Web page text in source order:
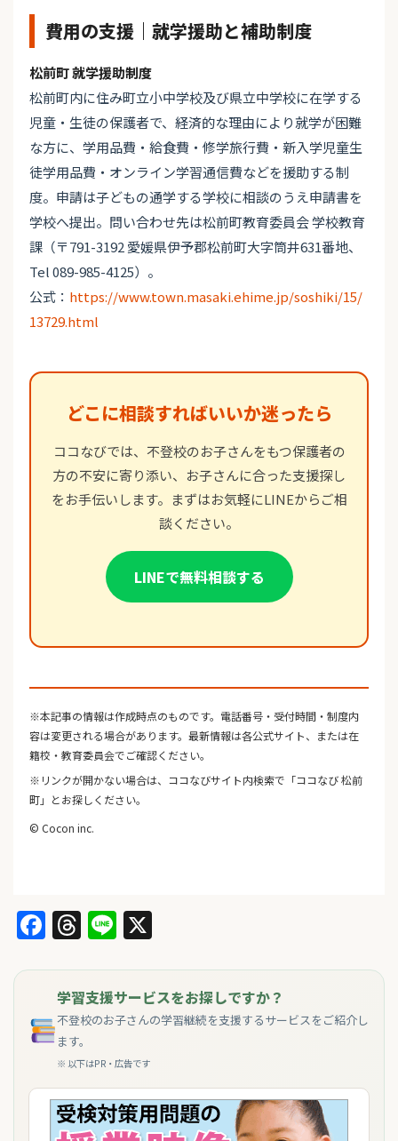
費用の支援｜就学援助と補助制度
松前町 就学援助制度
松前町内に住み町立小中学校及び県立中学校に在学する
児童・生徒の保護者で、経済的な理由により就学が困難
な方に、学用品費・給食費・修学旅行費・新入学児童生
徒学用品費・オンライン学習通信費などを援助する制
度。申請は子どもの通学する学校に相談のうえ申請書を
学校へ提出。問い合わせ先は松前町教育委員会 学校教育
課（〒791-3192 愛媛県伊予郡松前町大字筒井631番地、
Tel 089-985-4125）。
公式： https://www.town.masaki.ehime.jp/soshiki/15/
13729.html
どこに相談すればいいか迷ったら
ココなびでは、不登校のお子さんをもつ保護者の
方の不安に寄り添い、お子さんに合った支援探し
をお手伝いします。まずはお気軽にLINEからご相
談ください。
LINEで無料相談する
※本記事の情報は作成時点のものです。電話番号・受付時間・制度内
容は変更される場合があります。最新情報は各公式サイト、または在
籍校・教育委員会でご確認ください。
※リンクが開かない場合は、ココなびサイト内検索で「ココなび 松前
町」とお探しください。
© Cocon inc.
Facebook
Threads
Line
学習支援サービスをお探しですか？
不登校のお子さんの学習継続を支援するサービスをご紹介し
ます。
※ 以下はPR・広告です